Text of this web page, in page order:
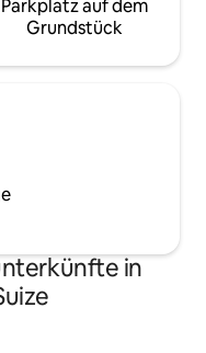
Parkplatz auf dem
Grundstück
in